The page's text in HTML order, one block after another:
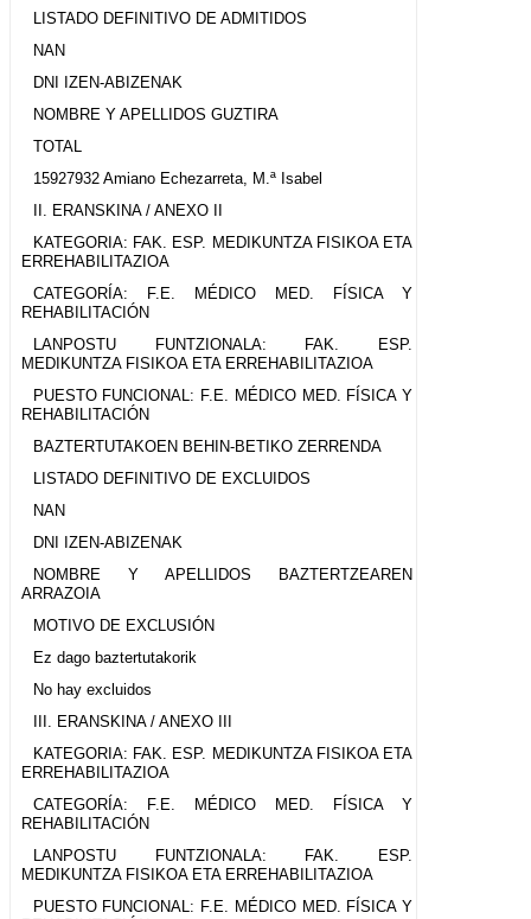
LISTADO DEFINITIVO DE ADMITIDOS
NAN
DNI IZEN-ABIZENAK
NOMBRE Y APELLIDOS GUZTIRA
TOTAL
15927932 Amiano Echezarreta, M.ª Isabel
II. ERANSKINA / ANEXO II
KATEGORIA: FAK. ESP. MEDIKUNTZA FISIKOA ETA
ERREHABILITAZIOA
CATEGORÍA: F.E. MÉDICO MED. FÍSICA Y
REHABILITACIÓN
LANPOSTU FUNTZIONALA: FAK. ESP.
MEDIKUNTZA FISIKOA ETA ERREHABILITAZIOA
PUESTO FUNCIONAL: F.E. MÉDICO MED. FÍSICA Y
REHABILITACIÓN
BAZTERTUTAKOEN BEHIN-BETIKO ZERRENDA
LISTADO DEFINITIVO DE EXCLUIDOS
NAN
DNI IZEN-ABIZENAK
NOMBRE Y APELLIDOS BAZTERTZEAREN
ARRAZOIA
MOTIVO DE EXCLUSIÓN
Ez dago baztertutakorik
No hay excluidos
III. ERANSKINA / ANEXO III
KATEGORIA: FAK. ESP. MEDIKUNTZA FISIKOA ETA
ERREHABILITAZIOA
CATEGORÍA: F.E. MÉDICO MED. FÍSICA Y
REHABILITACIÓN
LANPOSTU FUNTZIONALA: FAK. ESP.
MEDIKUNTZA FISIKOA ETA ERREHABILITAZIOA
PUESTO FUNCIONAL: F.E. MÉDICO MED. FÍSICA Y